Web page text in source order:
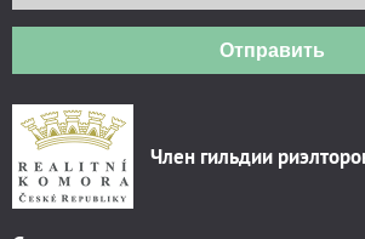
Отправить
Член гильдии